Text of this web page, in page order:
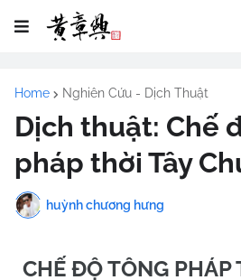
Home Nghiên Cứu - Dịch Thuật
Dịch thuật: Chế
pháp thời Tây
huỳnh chương hưng
CHẾ ĐỘ TÔNG PHÁP